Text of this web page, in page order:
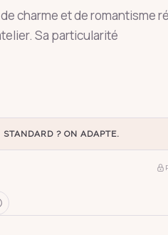
charme et de romantisme
Sa particularité
STANDARD ? ON ADAPTE.